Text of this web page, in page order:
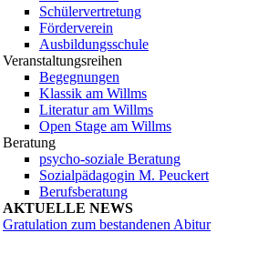
Schülervertretung
Förderverein
Ausbildungsschule
Veranstaltungsreihen
Begegnungen
Klassik am Willms
Literatur am Willms
Open Stage am Willms
Beratung
psycho-soziale Beratung
Sozialpädagogin M. Peuckert
Berufsberatung
AKTUELLE NEWS
Gratulation zum bestandenen Abitur